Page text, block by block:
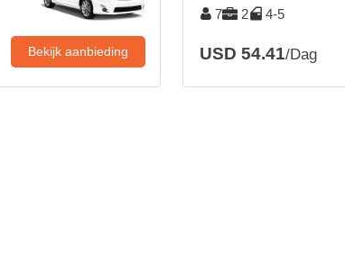
Bekijk aanbieding
7 2 4-5
USD 54.41/Dag